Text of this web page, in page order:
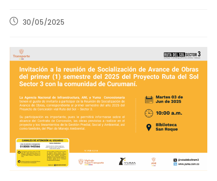
Publicación
entrada:
30/05/2025